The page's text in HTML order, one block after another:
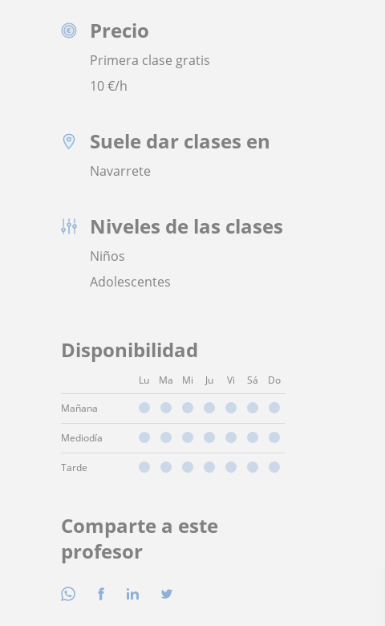
Precio
Primera clase gratis
10€/h
Suele dar clases en
Navarrete
Niveles de las clases
Niños
Adolescentes
Disponibilidad
Lu Ma Mi Ju Vi Sá Do
Mañana
Mediodía
Tarde
Comparte a este
profesor